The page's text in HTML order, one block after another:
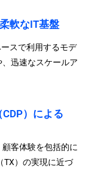
軟なIT基盤
スで利用するモデ
迅速なスケールア
）による
客体験を包括的に
TX）の実現に近づ